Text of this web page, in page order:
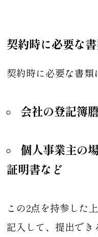
契約時に必要な
契約時に必要な書類
会社の登記簿
個人事業主の
証明書など
この2点を持参した
記入して、提出でき